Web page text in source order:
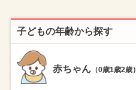
子どもの年齢から探す
赤ちゃん （0歳1歳2歳）